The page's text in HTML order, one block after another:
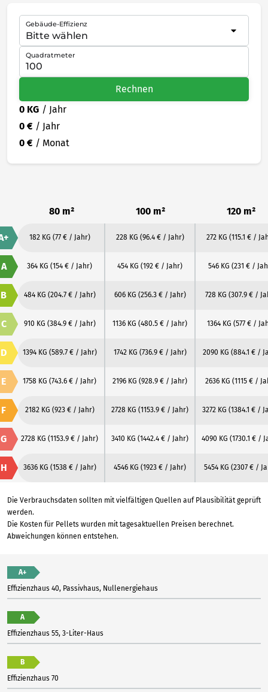
Gebäude-Effizienz
Quadratmeter
Rechnen
0 KG / Jahr
0 € / Jahr
0 € / Monat
80 m² 100 m² 120 m²
182 KG (77 € / Jahr) 228 KG (96.4 € / Jahr) 272 KG (115.1 € /
A 364 KG (154 € / Jahr) 454 KG (192 € / Jahr) 546 KG (231 € /
B 484 KG (204.7 € / Jahr) 606 KG (256.3 € / Jahr) 728 KG (307.9 € /
C 910 KG (384.9 € / Jahr) 1136 KG (480.5 € / Jahr) 1364 KG (577 € /
D 1394 KG (589.7 € / Jahr) 1742 KG (736.9 € / Jahr) 2090 KG (884.1 € /
E 1758 KG (743.6 € / Jahr) 2196 KG (928.9 € / Jahr) 2636 KG (1115 € /
F 2182 KG (923 € / Jahr) 2728 KG (1153.9 € / Jahr) 3272 KG (1384.1 € /
G 2728 KG (1153.9 € / Jahr) 3410 KG (1442.4 € / Jahr) 4090 KG (1730.1 € /
H 3636 KG (1538 € / Jahr) 4546 KG (1923 € / Jahr) 5454 KG (2307 € /
Die Verbrauchsdaten sollten mit vielfältigen Quellen auf Plausibilität geprüft
werden.
Die Kosten für Pellets wurden mit tagesaktuellen Preisen berechnet.
Abweichungen können entstehen.
A+
Effizienzhaus 40, Passivhaus, Nullenergiehaus
A
Effizienzhaus 55, 3-Liter-Haus
B
Effizienzhaus 70